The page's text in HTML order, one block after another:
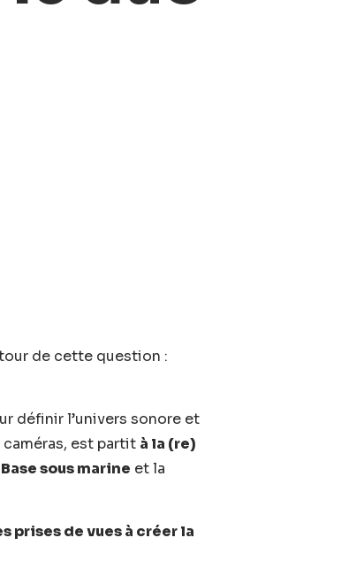
de cette question :
définir l’univers sonore et
est partit à la (re)
Base sous marine et la
prises de vues à créer la